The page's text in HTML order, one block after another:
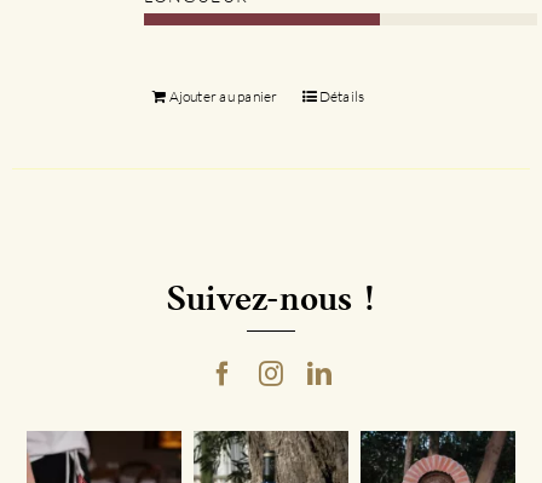
Ajouter au panier Détails
Suivez-nous !